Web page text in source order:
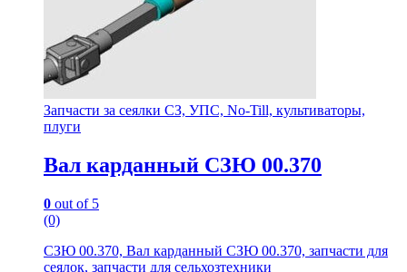
Запчасти за сеялки СЗ, УПС, No-Till, культиваторы,
плуги
Вал карданный СЗЮ 00.370
0 out of 5
(0)
СЗЮ 00.370, Вал карданный СЗЮ 00.370, запчасти для
сеялок, запчасти для сельхозтехники